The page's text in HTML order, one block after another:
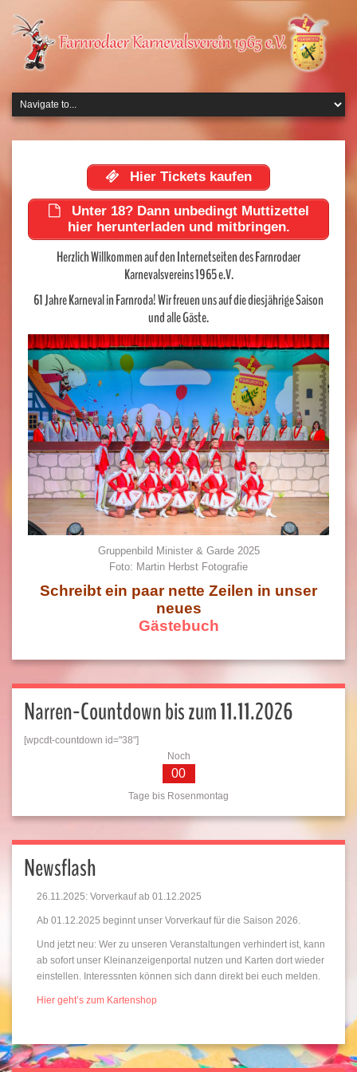
Hier Tickets kaufen
Unter 18? Dann unbedingt Muttizettel
hier herunterladen und mitbringen.
Herzlich Willkommen auf den Internetseiten des Farnrodaer
Karnevalsvereins 1965 e.V.
61 Jahre Karneval in Farnroda! Wir freuen uns auf die diesjährige Saison
und alle Gäste.
Gruppenbild Minister & Garde 2025
Foto: Martin Herbst Fotografie
Schreibt ein paar nette Zeilen in unser
neues
Gästebuch
Narren-Countdown bis zum 11.11.2026
[wpcdt-countdown id="38"]
Noch
00
Tage bis Rosenmontag
Newsflash
26.11.2025: Vorverkauf ab 01.12.2025
Ab 01.12.2025 beginnt unser Vorverkauf für die Saison 2026.
Und jetzt neu: Wer zu unseren Veranstaltungen verhindert ist, kann
ab sofort unser Kleinanzeigenportal nutzen und Karten dort wieder
einstellen. Interessnten können sich dann direkt bei euch melden.
Hier geht’s zum Kartenshop